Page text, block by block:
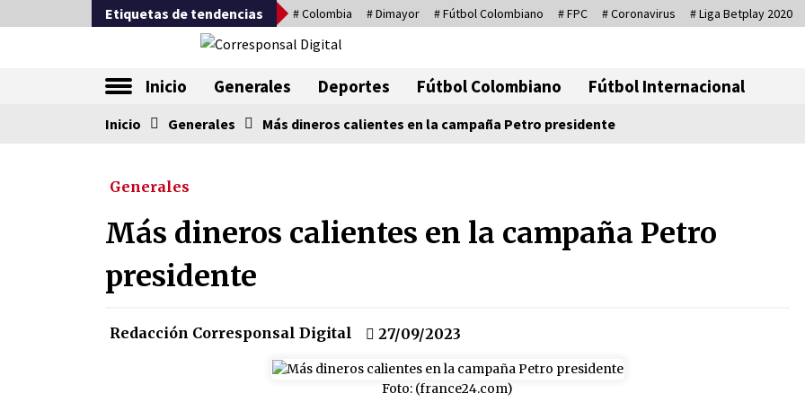
al
Etiquetas de tendencias # Colombia # Dimayor # Fútbol Colombiano # FPC # Coronavirus # Liga Betplay 2020
Corresponsal
Inicio Generales Deportes Fútbol Colombiano Fútbol Internacional
Tendencia ahora
Colombia
08/03/2026
Irán, donde están los pinches
16/01/2026
Captura de Maduro, donde
Otro regalo navideño de
Inicio Generales Más dineros calientes en la campaña Petro presidente
Generales
Más dineros calientes en la campaña Petro
presidente
Redacción Corresponsal Digital 27/09/2023
Foto: (france24.com)